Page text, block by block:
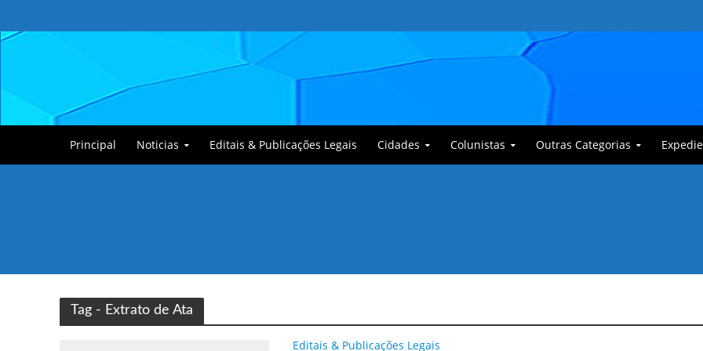
Principal Noticias Editais & Publicações Legais Cidades Colunistas Outras Categorias
Tag - Extrato de Ata
Editais & Publicações Legais